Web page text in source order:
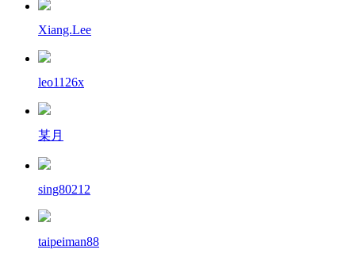
Xiang.Lee
leo1126x
某月
sing80212
taipeiman88